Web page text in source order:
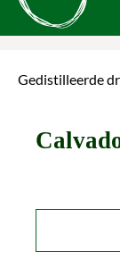
Gedistilleerde